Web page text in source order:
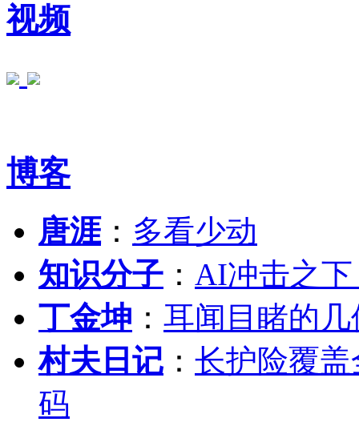
视频
博客
唐涯： 多看少动
知识分子 ： AI冲击之
丁金坤 ： 耳闻目睹的
村夫日记 ： 长护险覆
码